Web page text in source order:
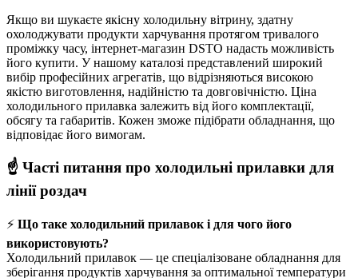
Якщо ви шукаєте якісну холодильну вітрину, здатну
охолоджувати продукти харчування протягом тривалого
проміжку часу, інтернет-магазин DSTO надасть можливість
його купити. У нашому каталозі представлений широкий
вибір професійних агрегатів, що відрізняються високою
якістю виготовлення, надійністю та довговічністю. Ціна
холодильного прилавка залежить від його комплектації,
обсягу та габаритів. Кожен зможе підібрати обладнання, що
відповідає його вимогам.
☝ Часті питання про холодильні прилавки для
лінії роздач
⚡ Що таке холодильний прилавок і для чого його
використовують?
Холодильний прилавок — це спеціалізоване обладнання для
зберігання продуктів харчування за оптимальної температури